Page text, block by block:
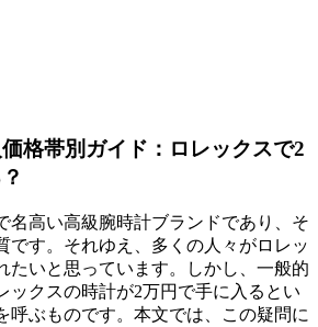
格帯別ガイド：ロレックスで2
名高い高級腕時計ブランドであり、そ
です。それゆえ、多くの人々がロレッ
たいと思っています。しかし、一般的
ックスの時計が2万円で手に入るとい
呼ぶものです。本文では、この疑問に